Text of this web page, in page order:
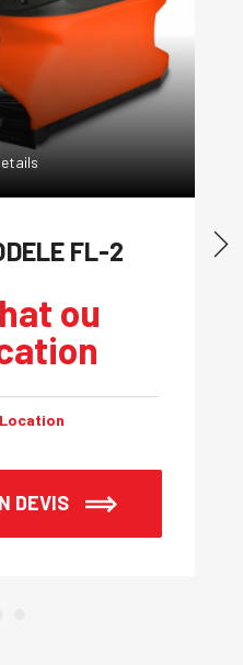
FL-2
ou
DEVIS